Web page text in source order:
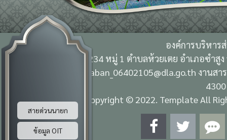
องค์การบริหาร
องค์การบริหาร
234 หมู่ 1 ตำบลห้วยเตย อำเภอซำ
E-mail สำนักงาน : saraban_06402105@dla.go.th งาน
Copyright © 2022. Template All
สายด่วนนายก
ข้อมูล OIT